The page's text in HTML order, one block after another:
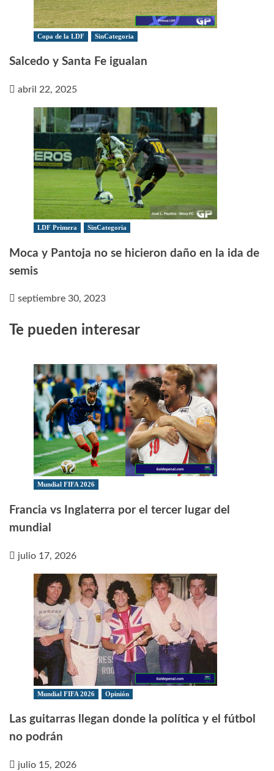
Copa de la LDF SinCategoria
Salcedo y Santa Fe igualan
abril 22, 2025
LDF Primera SinCategoria
Moca y Pantoja no se hicieron daño en la ida de
semis
septiembre 30, 2023
Te pueden interesar
Mundial FIFA 2026
Francia vs Inglaterra por el tercer lugar del
mundial
julio 17, 2026
Mundial FIFA 2026 Opinión
Las guitarras llegan donde la política y el fútbol
no podrán
julio 15, 2026